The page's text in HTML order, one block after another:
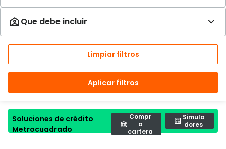
Limpiar filtros
Aplicar filtros
Soluciones de crédito
Metrocuadrado
Compr
a
cartera
Simula
dores